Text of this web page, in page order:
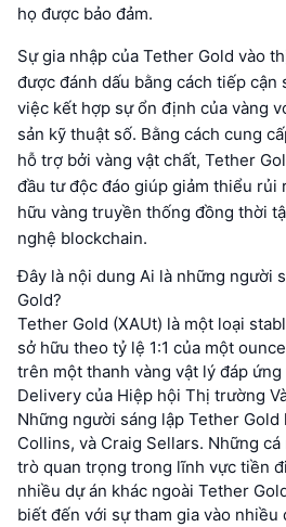
họ được bảo đảm.
Sự gia nhập của Tether Gold vào
được đánh dấu bằng cách tiếp cận
việc kết hợp sự ổn định của vàng
sản kỹ thuật số. Bằng cách cung
hỗ trợ bởi vàng vật chất, Tether
đầu tư độc đáo giúp giảm thiểu rủi
hữu vàng truyền thống đồng thời
nghệ blockchain.
Đây là nội dung Ai là những người
Gold?
Tether Gold (XAUt) là một loại
sở hữu theo tỷ lệ 1:1 của một
trên một thanh vàng vật lý đáp
Delivery của Hiệp hội Thị trường
Những người sáng lập Tether Gold
Collins, và Craig Sellars. Những
trò quan trọng trong lĩnh vực tiền
nhiều dự án khác ngoài Tether
biết đến với sự tham gia vào nhiều